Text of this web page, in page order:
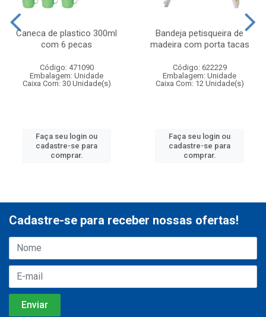
Caneca de plastico 300ml
com 6 pecas
Código: 471090
Embalagem: Unidade
Caixa Com: 30 Unidade(s)
Faça seu login ou
cadastre-se para
comprar.
Bandeja petisqueira de
madeira com porta tacas
Código: 622229
Embalagem: Unidade
Caixa Com: 12 Unidade(s)
Faça seu login ou
cadastre-se para
comprar.
Cadastre-se para receber nossas ofertas!